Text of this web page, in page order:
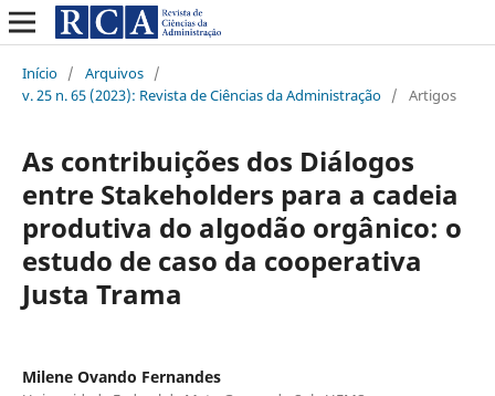
Início / Arquivos /
v. 25 n. 65 (2023): Revista de Ciências da Administração / Artigos
As contribuições dos Diálogos
entre Stakeholders para a cadeia
produtiva do algodão orgânico: o
estudo de caso da cooperativa
Justa Trama
Milene Ovando Fernandes